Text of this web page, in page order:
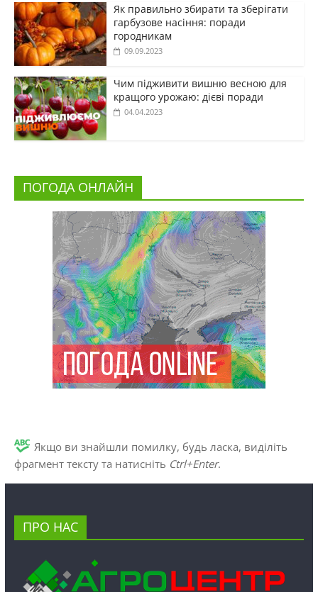
Як правильно збирати та зберігати
гарбузове насіння: поради
городникам
09.09.2023
Чим підживити вишню весною для
кращого урожаю: дієві поради
04.04.2023
ПОГОДА ОНЛАЙН
Якщо ви знайшли помилку, будь ласка, виділіть
фрагмент тексту та натисніть Ctrl+Enter.
ПРО НАС